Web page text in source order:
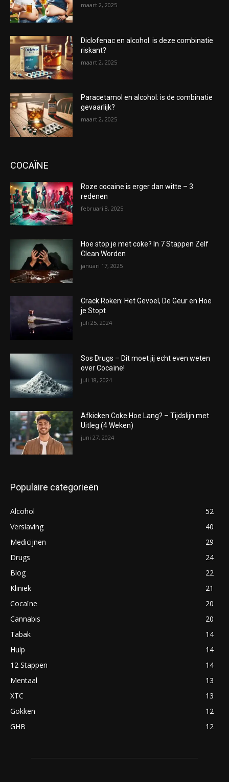
maart 2, 2025
Diclofenac en alcohol: is deze combinatie
riskant?
maart 2, 2025
Paracetamol en alcohol: is de combinatie
gevaarlijk?
maart 2, 2025
COCAÏNE
Roze cocaine is erger dan witte – 3
redenen
februari 8, 2025
Hoe stop je met coke? In 7 Stappen Zelf
Clean Worden
januari 17, 2025
Crack Roken: Het Gevoel, De Geur en Hoe
je Stopt
juli 25, 2024
Sos Drugs – Dit moet jij echt even weten
over Cocaïne!
juli 18, 2024
Afkicken Coke Hoe Lang? – Tijdslijn met
Uitleg (4 Weken)
juni 27, 2024
Populaire categorieën
Alcohol
52
Verslaving
40
Medicijnen
29
Drugs
24
Blog
22
Kliniek
21
Cocaïne
20
Cannabis
20
Tabak
14
Hulp
14
12 Stappen
14
Mentaal
13
XTC
13
Gokken
12
GHB
12